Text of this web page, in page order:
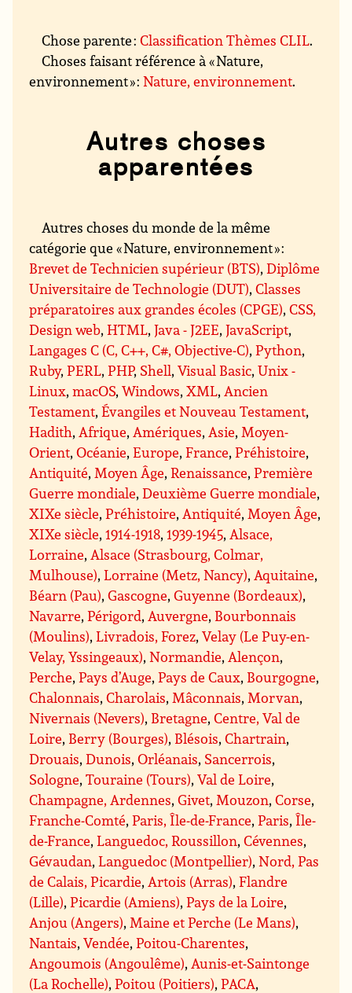
Chose parente :Classification Thèmes CLIL.
Choses faisant référence à « Nature,
environnement » :Nature, environnement.
Autres choses
apparentées
Autres choses du monde de la même
catégorie que « Nature, environnement » :
Brevet de Technicien supérieur (BTS),Diplôme
Universitaire de Technologie (DUT),Classes
préparatoires aux grandes écoles (CPGE),CSS,
Design web,HTML,Java - J2EE,JavaScript,
Langages C (C, C++, C#, Objective-C),Python,
Ruby,PERL,PHP, Shell,Visual Basic,Unix -
Linux,macOS,Windows,XML, Ancien
Testament,Évangiles et Nouveau Testament,
Hadith, Afrique, Amériques, Asie, Moyen-
Orient,Océanie,Europe,France,Préhistoire,
Antiquité, Moyen Âge,Renaissance,Première
Guerre mondiale,Deuxième Guerre mondiale,
XIXe siècle,Préhistoire, Antiquité, Moyen Âge,
XIXe siècle,1914-1918,1939-1945, Alsace,
Lorraine, Alsace (Strasbourg, Colmar,
Mulhouse),Lorraine (Metz, Nancy), Aquitaine,
Béarn (Pau),Gascogne,Guyenne (Bordeaux),
Navarre,Périgord, Auvergne, Bourbonnais
(Moulins),Livradois, Forez,Velay (Le Puy-en-
Velay, Yssingeaux),Normandie, Alençon,
Perche,Pays d’Auge,Pays de Caux, Bourgogne,
Chalonnais,Charolais, Mâconnais, Morvan,
Nivernais (Nevers), Bretagne,Centre, Val de
Loire, Berry (Bourges), Blésois,Chartrain,
Drouais,Dunois,Orléanais, Sancerrois,
Sologne,Touraine (Tours),Val de Loire,
Champagne, Ardennes,Givet, Mouzon,Corse,
Franche-Comté,Paris, Île-de-France,Paris,Île-
de-France,Languedoc, Roussillon,Cévennes,
Gévaudan,Languedoc (Montpellier),Nord, Pas
de Calais, Picardie, Artois (Arras),Flandre
(Lille),Picardie (Amiens),Pays de la Loire,
Anjou (Angers), Maine et Perche (Le Mans),
Nantais,Vendée,Poitou-Charentes,
Angoumois (Angoulême), Aunis-et-Saintonge
(La Rochelle),Poitou (Poitiers),PACA,